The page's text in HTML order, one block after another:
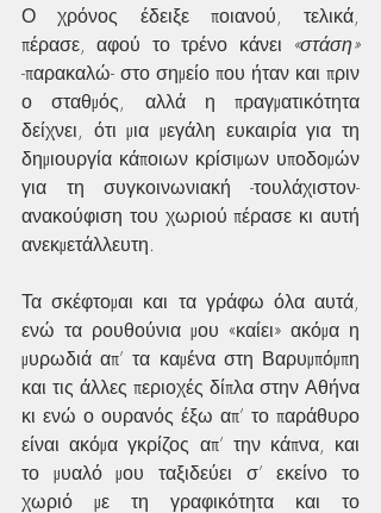
Ο χρόνος έδειξε ποιανού, τελικά,
πέρασε, αφού το τρένο κάνει «στάση»
-παρακαλώ- στο σημείο που ήταν και πριν
ο σταθμός, αλλά η πραγματικότητα
δείχνει, ότι μια μεγάλη ευκαιρία για τη
δημιουργία κάποιων κρίσιμων υποδομών
για τη συγκοινωνιακή -τουλάχιστον-
ανακούφιση του χωριού πέρασε κι αυτή
ανεκμετάλλευτη.
Τα σκέφτομαι και τα γράφω όλα αυτά,
ενώ τα ρουθούνια μου «καίει» ακόμα η
μυρωδιά απ’ τα καμένα στη Βαρυμπόμπη
και τις άλλες περιοχές δίπλα στην Αθήνα
κι ενώ ο ουρανός έξω απ’ το παράθυρο
είναι ακόμα γκρίζος απ’ την κάπνα, και
το μυαλό μου ταξιδεύει σ’ εκείνο το
χωριό με τη γραφικότητα και το